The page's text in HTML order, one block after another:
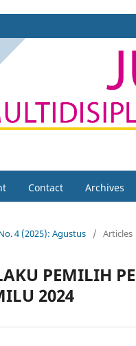
Contact Archives
4 (2025): Agustus / Articles
PEMILIH
2024